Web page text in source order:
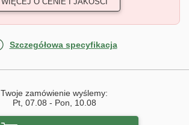
Szczegółowa specyfikacja
Twoje zamówienie wyślemy:
Pt, 07.08 - Pon, 10.08